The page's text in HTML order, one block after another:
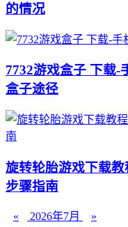
的情况
7732游戏盒子 下载-
盒子途径
旋转轮胎游戏下载
步骤指南
« 2026年7月 »